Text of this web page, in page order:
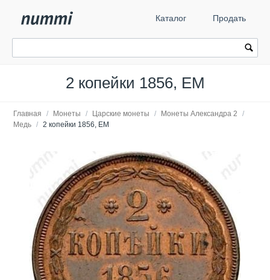
Каталог Продать
2 копейки 1856, ЕМ
Главная / Монеты / Царские монеты / Монеты Александра 2
/
Медь / 2 копейки 1856, ЕМ